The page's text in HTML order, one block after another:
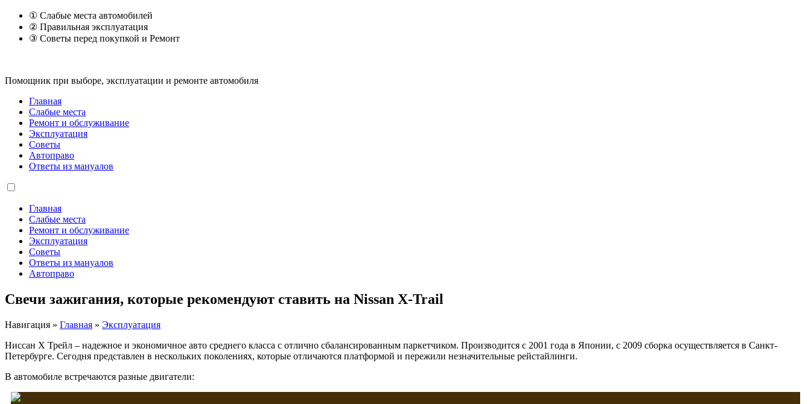
① Слабые места автомобилей
② Правильная эксплуатация
③ Советы перед покупкой и Ремонт
Помощник при выборе, эксплуатации и ремонте автомобиля
Главная
Слабые места
Ремонт и обслуживание
Эксплуатация
Советы
Автоправо
Ответы из мануалов
Главная
Слабые места
Ремонт и обслуживание
Эксплуатация
Советы
Ответы из мануалов
Автоправо
Свечи зажигания, которые рекомендуют ставить на Nissan X-Trail
Навигация » Главная » Эксплуатация
Ниссан Х Трейл – надежное и экономичное авто среднего класса с отлично сбалансированным паркетчиком. Производится с 2001 года в Японии, с 2009 сборка осуществляется в Санкт-
Петербурге. Сегодня представлен в нескольких поколениях, которые отличаются платформой и пережили незначительные рейстайлинги.
В автомобиле встречаются разные двигатели: